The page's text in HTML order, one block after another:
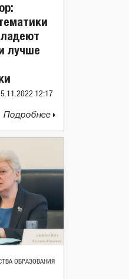
лучше
12:17
Подробнее
ОБРАЗОВАНИЯ